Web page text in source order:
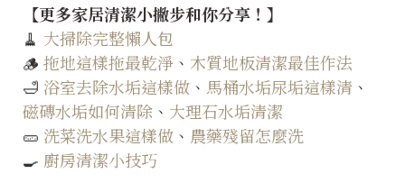
【更多家居清潔小撇步和你分享！】
🧹 大掃除完整懶人包
🪵 拖地這樣拖最乾淨 、 木質地板清潔最佳作法
🛁 浴室去除水垢這樣做 、 馬桶水垢尿垢這樣清 、
磁磚水垢如何清除 、 大理石水垢清潔
🥒 洗菜洗水果這樣做 、 農藥殘留怎麼洗
🍳 廚房清潔小技巧